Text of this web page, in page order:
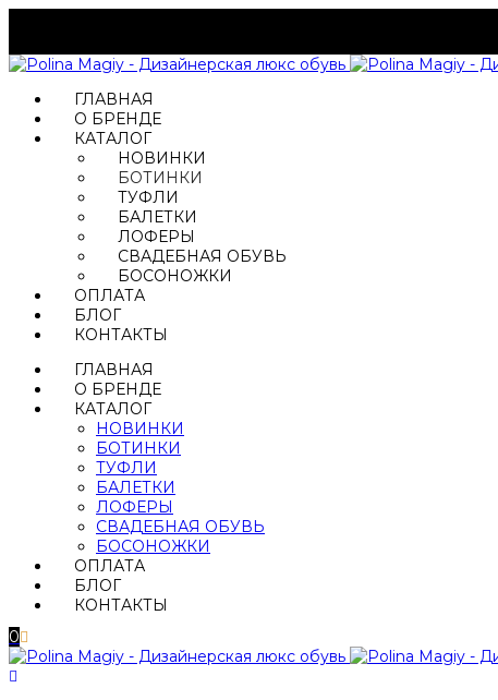
ГЛАВНАЯ
О БРЕНДЕ
КАТАЛОГ
НОВИНКИ
БОТИНКИ
ТУФЛИ
БАЛЕТКИ
ЛОФЕРЫ
СВАДЕБНАЯ ОБУВЬ
БОСОНОЖКИ
ОПЛАТА
БЛОГ
КОНТАКТЫ
ГЛАВНАЯ
О БРЕНДЕ
КАТАЛОГ
НОВИНКИ
БОТИНКИ
ТУФЛИ
БАЛЕТКИ
ЛОФЕРЫ
СВАДЕБНАЯ ОБУВЬ
БОСОНОЖКИ
ОПЛАТА
БЛОГ
КОНТАКТЫ
0